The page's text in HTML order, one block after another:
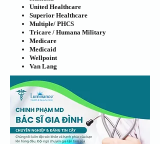
United Healthcare
​Superior Healthcare
Multiple/ PHCS
Tricare / Humana Military
Medicare
Medicaid
Wellpoint
Van Lang